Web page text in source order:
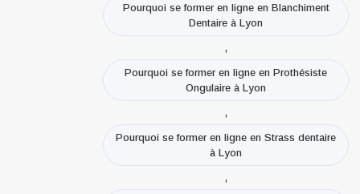
Pourquoi se former en ligne en Blanchiment
Dentaire à Lyon
,
Pourquoi se former en ligne en Prothésiste
Ongulaire à Lyon
,
Pourquoi se former en ligne en Strass dentaire
à Lyon
,